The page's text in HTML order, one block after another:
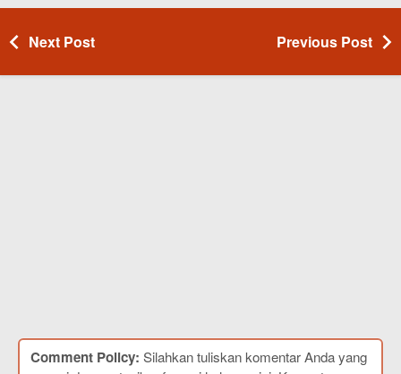
Next Post Previous Post
Comment Policy: Silahkan tuliskan komentar Anda yang